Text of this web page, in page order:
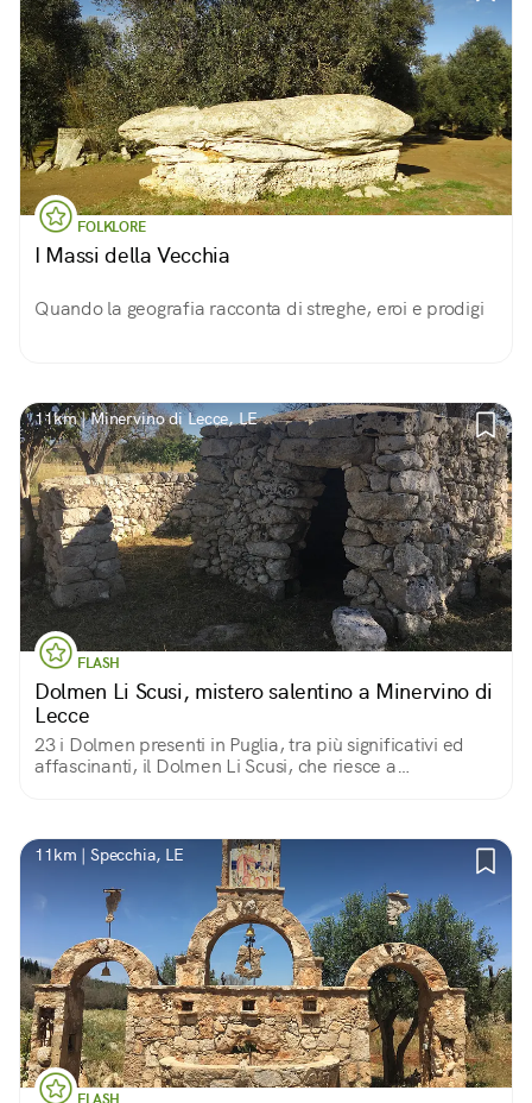
FOLKLORE
I Massi della Vecchia
Quando la geografia racconta di streghe, eroi e prodigi
11km | Minervino di Lecce, LE
FLASH
Dolmen Li Scusi, mistero salentino a Minervino di
Lecce
23 i Dolmen presenti in Puglia, tra più significativi ed
affascinanti, il Dolmen Li Scusi, che riesce a
11km | Specchia, LE